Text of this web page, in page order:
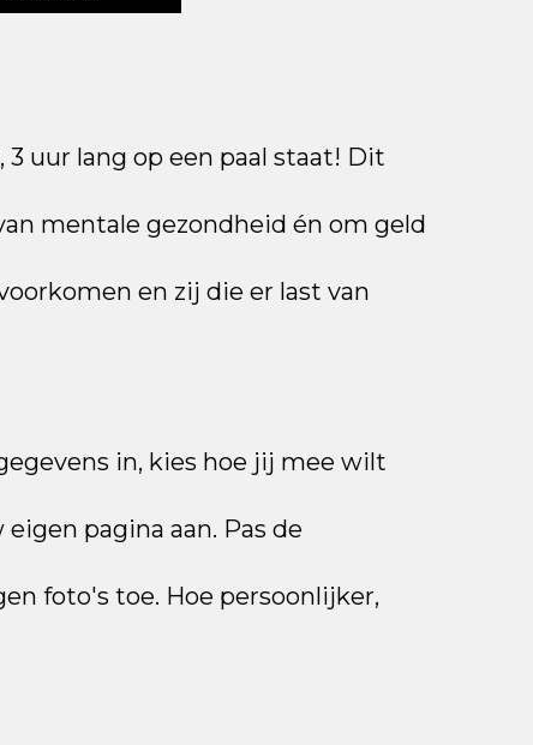
uur lang op een paal staat! Dit
mentale gezondheid én om geld
en zij die er last van
in, kies hoe jij mee wilt
pagina aan. Pas de
foto's toe. Hoe persoonlijker,